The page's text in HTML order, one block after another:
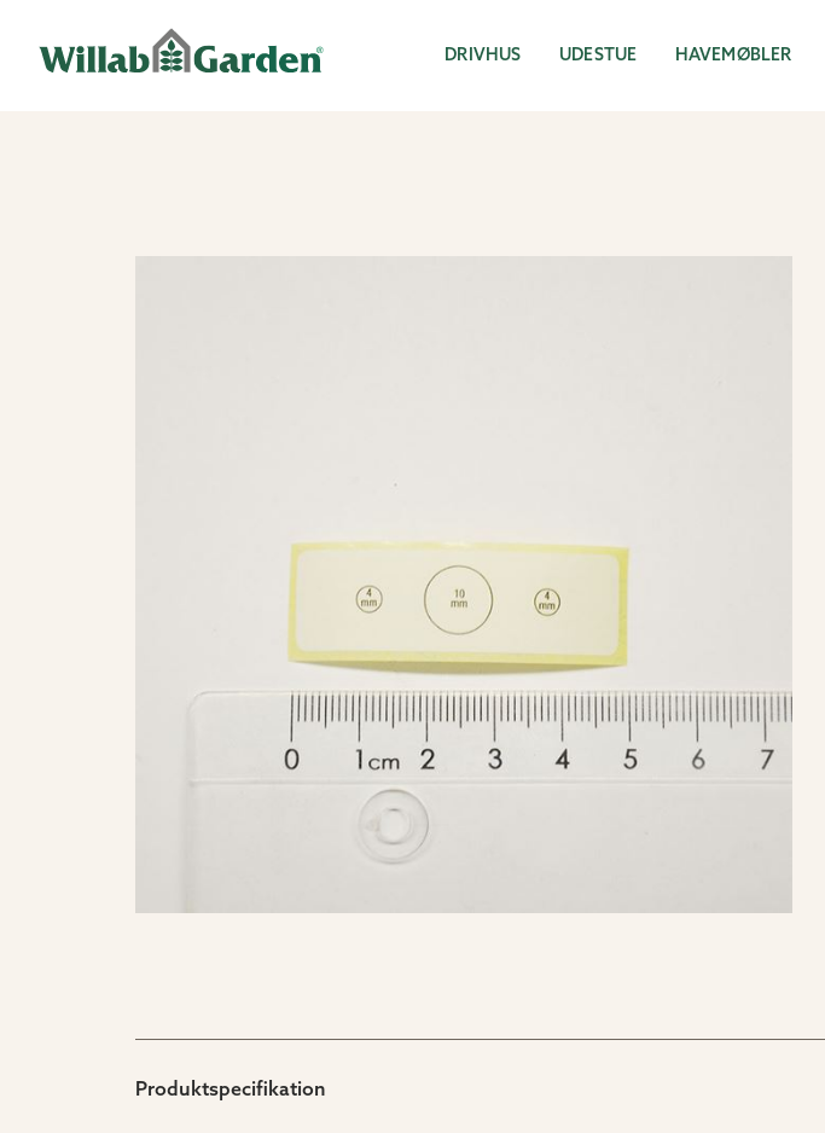
DRIVHUS UDESTUE HAVEMØBLER
Produktspecifikation